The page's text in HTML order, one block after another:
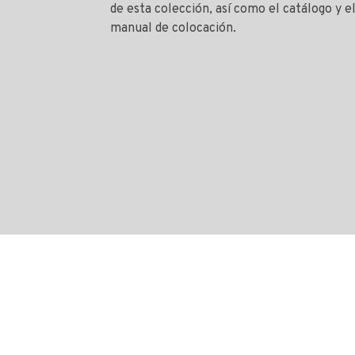
de esta colección, así como el catálogo y el
manual de colocación.